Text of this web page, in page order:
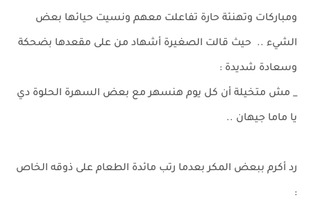
ومباركات وتهنئة حارة تفاعلت معهم ونسيت حيائها بعض
الشيء .. حيث قالت الصغيرة أشهاد من على مقعدها بضحكة
وسعادة شديدة :
_ مش متخيلة أن كل يوم هنسهر مع بعض السهرة الحلوة دي
يا ماما جيهان ..
رد أكرم ببعض المكر بعدما رتب مائدة الطعام على ذوقه الخاص
: